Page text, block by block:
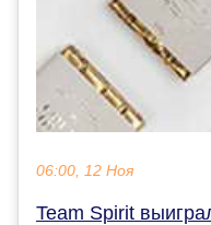
06:00, 12 Ноя
Team Spirit